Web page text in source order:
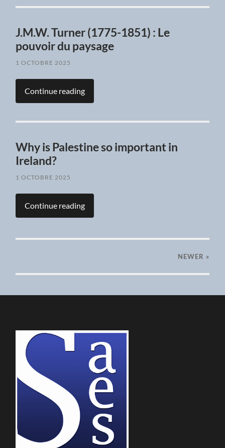
J.M.W. Turner (1775-1851) : Le
pouvoir du paysage
1 OCTOBRE 2025
Continue reading
Why is Palestine so important in
Ireland?
1 OCTOBRE 2025
Continue reading
NEWER »